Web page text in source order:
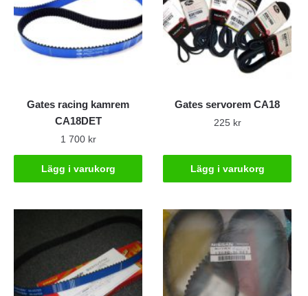
Gates racing kamrem
CA18DET
1 700 kr
Lägg i varukorg
Gates servorem CA18
225 kr
Lägg i varukorg